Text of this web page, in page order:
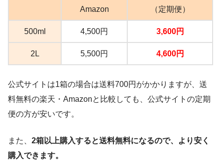
Amazon
（定期便）
500ml 4,500円 3,600円
2L 5,500円 4,600円
公式サイトは1箱の場合は送料700円がかかりますが、送
料無料の楽天・Amazonと比較しても、公式サイトの定期
便の方が安いです。
また、 2箱以上購入すると送料無料になるので、より安く
購入できます。